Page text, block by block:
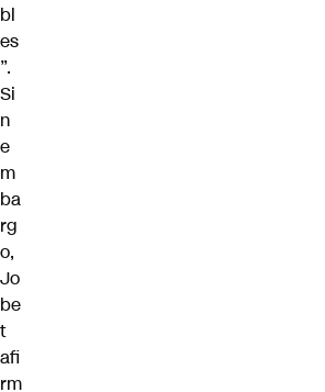
bl
es
”.
Si
n
e
m
ba
rg
o,
Jo
be
t
afi
rm